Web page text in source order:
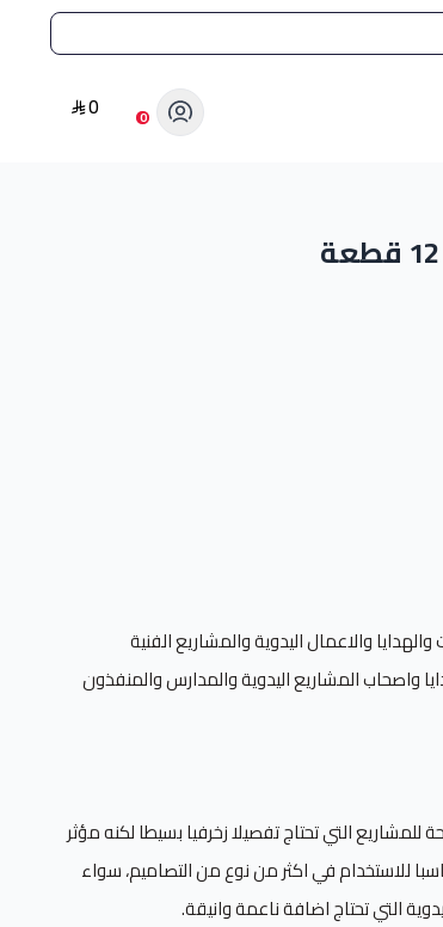
0
0
والاعمال اليدوية والمشاريع الفنية
واصحاب المشاريع اليدوية والمدارس والمنفذون
التي تحتاج تفصيلا زخرفيا بسيطا لكنه مؤثر
للاستخدام في اكثر من نوع من التصاميم، سواء
التي تحتاج اضافة ناعمة وانيقة.